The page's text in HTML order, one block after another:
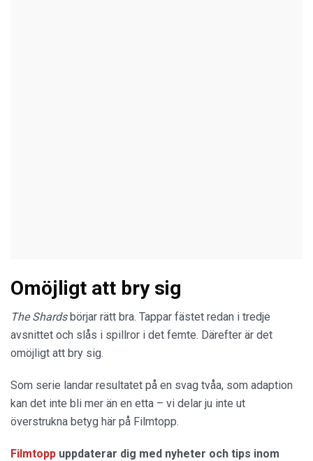
Omöjligt att bry sig
The Shardsbörjar rätt bra. Tappar fästet redan i tredje
avsnittet och slås i spillror i det femte. Därefter är det
omöjligt att bry sig.
Som serie landar resultatet på en svag tvåa, som adaption
kan det inte bli mer än en etta – vi delar ju inte ut
överstrukna betyg här på Filmtopp.
Filmtopp uppdaterar dig med nyheter och tips inom